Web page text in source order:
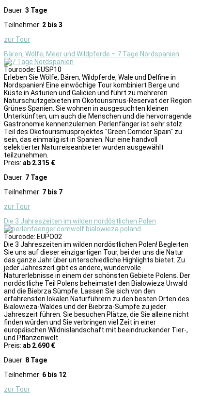
Dauer: 3 Tage
Teilnehmer: 2 bis 3
zur Tour
Bären, Wölfe, Meer und Wildpferde – 7 Tage Nordspanien
Tourcode: EUSP10
Erleben Sie Wölfe, Bären, Wildpferde, Wale und Delfine in
Nordspanien! Eine einwöchige Tour kombiniert Berge und
Küste in Asturien und Galicien und führt zu mehreren
Naturschutzgebieten im Ökotourismus-Reservat der Region
Grünes Spanien. Sie wohnen in ausgesuchten kleinen
Unterkünften, um auch die Menschen und die hervorragende
Gastronomie kennenzulernen. Perlenfänger ist sehr stolz
Teil des Ökotourismusprojektes "Green Corridor Spain" zu
sein, das einmalig ist in Spanien. Nur eine handvoll
selektierter Naturreiseanbieter wurden ausgewählt
teilzunehmen.
Preis: ab 2.315 €
Dauer: 7 Tage
Teilnehmer: 7 bis 7
zur Tour
Die 3 Jahreszeiten im wilden nordöstlichen Polen
Tourcode: EUPO02
Die 3 Jahreszeiten im wilden nordöstlichen Polen! Begleiten
Sie uns auf dieser einzigartigen Tour, bei der uns die Natur
das ganze Jahr über unterschiedliche Highlights bietet. Zu
jeder Jahreszeit gibt es andere, wundervolle
Naturerlebnisse in einem der schönsten Gebiete Polens. Der
nordöstliche Teil Polens beheimatet den Bialowieza Urwald
and die Biebrza Sümpfe. Lassen Sie sich von den
erfahrensten lokalen Naturführern zu den besten Orten des
Bialowieza-Waldes und der Biebrza-Sümpfe zu jeder
Jahreszeit führen. Sie besuchen Plätze, die Sie alleine nicht
finden würden und Sie verbringen viel Zeit in einer
europäischen Wildnislandschaft mit beeindruckender Tier-,
und Pflanzenwelt.
Preis: ab 2.690 €
Dauer: 8 Tage
Teilnehmer: 6 bis 12
zur Tour